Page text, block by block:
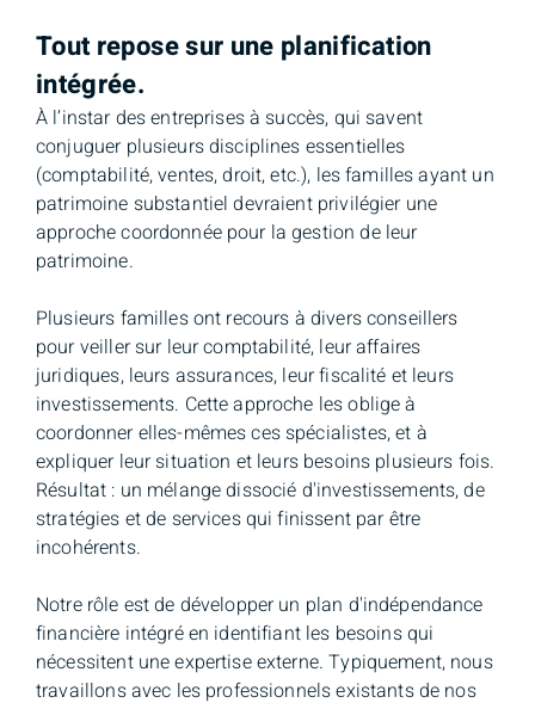
Tout repose sur une planification
intégrée.
À l’instar des entreprises à succès, qui savent
conjuguer plusieurs disciplines essentielles
(comptabilité, ventes, droit, etc.), les familles ayant un
patrimoine substantiel devraient privilégier une
approche coordonnée pour la gestion de leur
patrimoine.
Plusieurs familles ont recours à divers conseillers
pour veiller sur leur comptabilité, leur affaires
juridiques, leurs assurances, leur fiscalité et leurs
investissements. Cette approche les oblige à
coordonner elles-mêmes ces spécialistes, et à
expliquer leur situation et leurs besoins plusieurs fois.
Résultat : un mélange dissocié d'investissements, de
stratégies et de services qui finissent par être
incohérents.
Notre rôle est de développer un plan d'indépendance
financière intégré en identifiant les besoins qui
nécessitent une expertise externe. Typiquement, nous
travaillons avec les professionnels existants de nos